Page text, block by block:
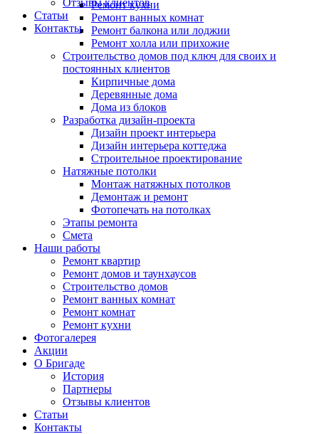
Отзывы клиентов
Статьи
Контакты
Ремонт кухни
Ремонт ванных комнат
Ремонт балкона или лоджии
Ремонт холла или прихожие
Строительство домов под ключ для своих и
постоянных клиентов
Кирпичные дома
Деревянные дома
Дома из блоков
Разработка дизайн-проекта
Дизайн проект интерьера
Дизайн интерьера коттеджа
Строительное проектирование
Натяжные потолки
Монтаж натяжных потолков
Демонтаж и ремонт
Фотопечать на потолках
Этапы ремонта
Смета
Наши работы
Ремонт квартир
Ремонт домов и таунхаусов
Строительство домов
Ремонт ванных комнат
Ремонт комнат
Ремонт кухни
Фотогалерея
Акции
О Бригаде
История
Партнеры
Отзывы клиентов
Статьи
Контакты